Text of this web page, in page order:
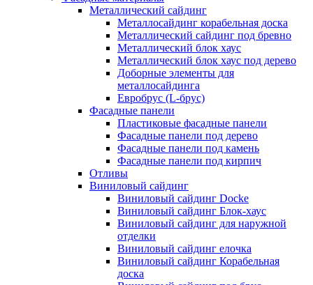
Металлический сайдинг
Металлосайдинг корабельная доска
Металлический сайдинг под бревно
Металлический блок хаус
Металлический блок хаус под дерево
Доборные элементы для
металлосайдинга
Евробрус (L-брус)
Фасадные панели
Пластиковые фасадные панели
Фасадные панели под дерево
Фасадные панели под камень
Фасадные панели под кирпич
Отливы
Виниловый сайдинг
Виниловый сайдинг Docke
Виниловый сайдинг Блок-хаус
Виниловый сайдинг для наружной
отделки
Виниловый сайдинг елочка
Виниловый сайдинг Корабельная
доска